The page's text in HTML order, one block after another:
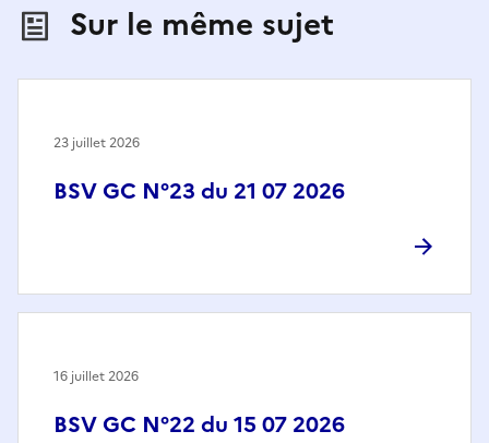
Sur le même sujet
BSV GC N°23 du 21 07 2026
23 juillet 2026
BSV GC N°22 du 15 07 2026
16 juillet 2026